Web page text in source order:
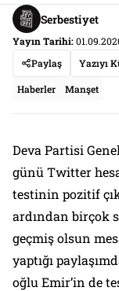
Serbestiyet
Yayın Tarihi:
Paylaş
Yazıyı
Haberler Manşet
Deva Partisi
günü Twitter
testinin pozitif
ardından birçok
geçmiş olsun
yaptığı
oğlu Emir’in de